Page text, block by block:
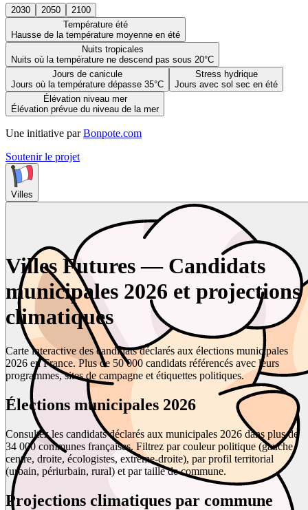
2030 2050
2100
Température été
Hausse de la température moyenne en été
Nuits tropicales
Nuits où la température ne descend pas sous 20°C
Jours de canicule
Jours où la température dépasse 35°C
Stress hydrique
Jours avec sol sec en été
Élévation niveau mer
Élévation prévue du niveau de la mer
Une initiative par Bonpote.com
Soutenir le projet
Villes
Villes Futures — Candidats
municipales 2026 et projections
climatiques
Carte interactive des candidats déclarés aux élections municipales
2026 en France. Plus de 50 000 candidats référencés avec leurs
programmes, sites de campagne et étiquettes politiques.
Élections municipales 2026
Consultez les candidats déclarés aux municipales 2026 dans plus de
34 000 communes françaises. Filtrez par couleur politique (gauche,
centre, droite, écologistes, extrême-droite), par profil territorial
(urbain, périurbain, rural) et par taille de commune.
Projections climatiques par commune